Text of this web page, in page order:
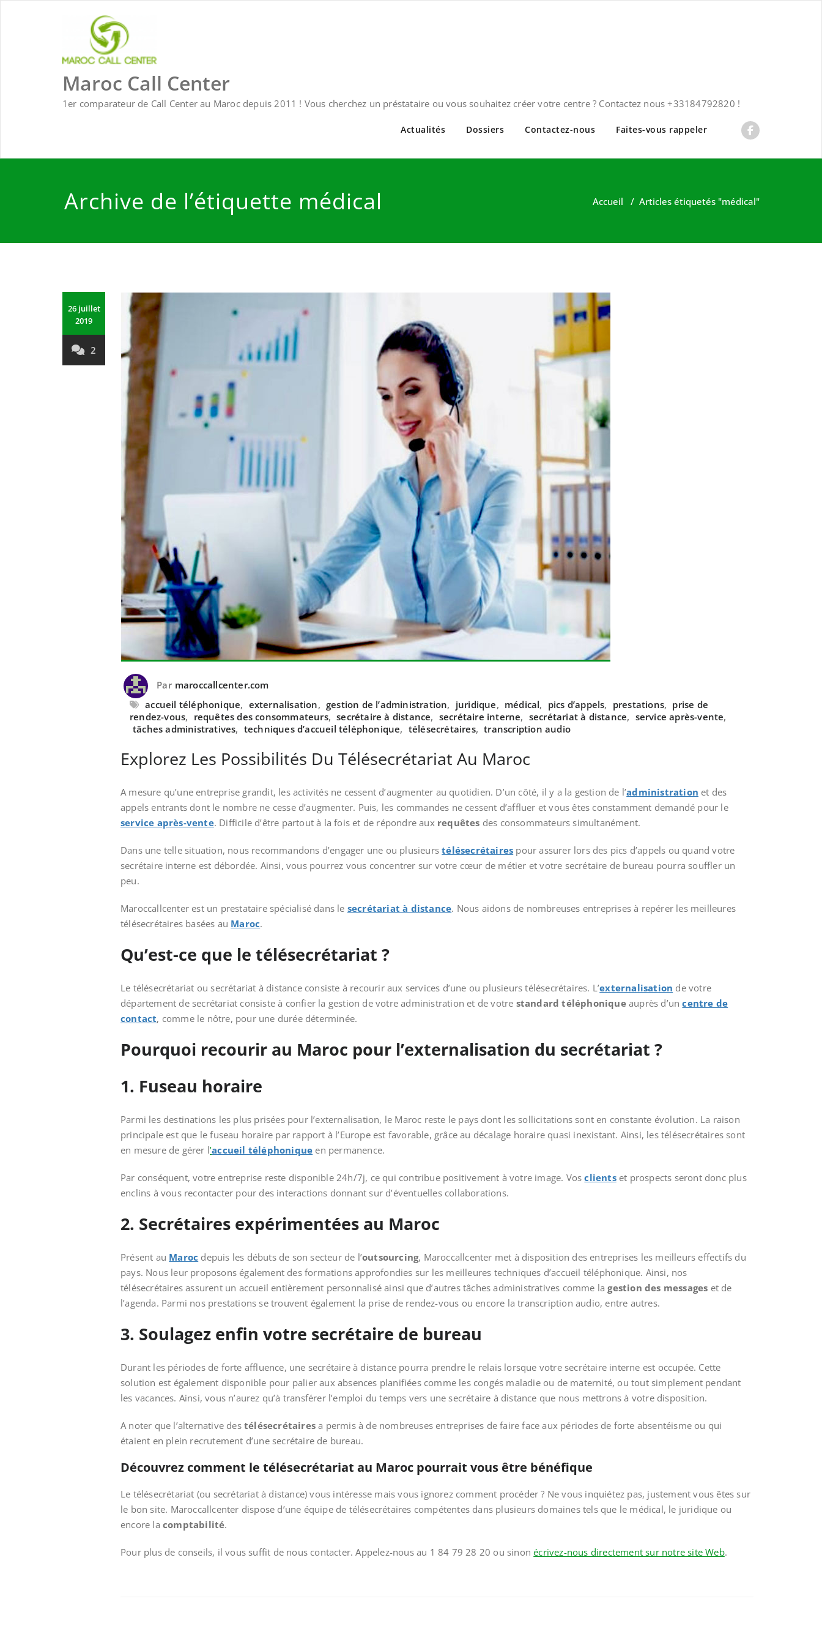
Maroc Call Center
1er comparateur de Call Center au Maroc depuis 2011 ! Vous cherchez un préstataire ou vous souhaitez créer votre centre ? Contactez nous +33184792820 !
Actualités Dossiers Contactez-nous Faites-vous rappeler
Archive de l’étiquette médical Accueil / Articles étiquetés "médical"
26 juillet
2019
2
Par maroccallcenter.com
accueil téléphonique, externalisation, gestion de l’administration, juridique, médical, pics d’appels, prestations, prise de
rendez-vous, requêtes des consommateurs, secrétaire à distance, secrétaire interne, secrétariat à distance, service après-vente,
tâches administratives, techniques d’accueil téléphonique, télésecrétaires, transcription audio
Explorez Les Possibilités Du Télésecrétariat Au Maroc
A mesure qu’une entreprise grandit, les activités ne cessent d’augmenter au quotidien. D’un côté, il y a la gestion de l’administration et des
appels entrants dont le nombre ne cesse d’augmenter. Puis, les commandes ne cessent d’affluer et vous êtes constamment demandé pour le
service après-vente. Difficile d’être partout à la fois et de répondre aux requêtes des consommateurs simultanément.
Dans une telle situation, nous recommandons d’engager une ou plusieurstélésecrétaires pour assurer lors des pics d’appels ou quand votre
secrétaire interne est débordée. Ainsi, vous pourrez vous concentrer sur votre cœur de métier et votre secrétaire de bureau pourra souffler un
peu.
Maroccallcenter est un prestataire spécialisé dans le secrétariat à distance. Nous aidons de nombreuses entreprises à repérer les meilleures
télésecrétaires basées au Maroc.
Qu’est-ce que le télésecrétariat ?
Le télésecrétariat ou secrétariat à distance consiste à recourir aux services d’une ou plusieurs télésecrétaires. L’externalisation de votre
département de secrétariat consiste à confier la gestion de votre administration et de votre standard téléphoniqueauprès d’uncentre de
contact, comme le nôtre, pour une durée déterminée.
Pourquoi recourir au Maroc pour l’externalisation du secrétariat ?
1. Fuseau horaire
Parmi les destinations les plus prisées pour l’externalisation, le Maroc reste le pays dont les sollicitations sont en constante évolution. La raison
principale est que le fuseau horaire par rapport à l’Europe est favorable, grâce au décalage horaire quasi inexistant. Ainsi, les télésecrétaires sont
en mesure de gérer l’accueil téléphonique en permanence.
Par conséquent, votre entreprise reste disponible 24h/7j, ce qui contribue positivement à votre image. Vosclientset prospects seront donc plus
enclins à vous recontacter pour des interactions donnant sur d’éventuelles collaborations.
2. Secrétaires expérimentées au Maroc
Présent au Maroc depuis les débuts de son secteur de l’outsourcing, Maroccallcenter met à disposition des entreprises les meilleurs effectifs du
pays. Nous leur proposons également des formations approfondies sur les meilleures techniques d’accueil téléphonique. Ainsi, nos
télésecrétaires assurent un accueil entièrement personnalisé ainsi que d’autres tâches administratives comme lagestion des messages et de
l’agenda. Parmi nos prestations se trouvent également la prise de rendez-vous ou encore la transcription audio, entre autres.
3. Soulagez enfin votre secrétaire de bureau
Durant les périodes de forte affluence, une secrétaire à distance pourra prendre le relais lorsque votre secrétaire interne est occupée. Cette
solution est également disponible pour palier aux absences planifiées comme les congés maladie ou de maternité, ou tout simplement pendant
les vacances. Ainsi, vous n’aurez qu’à transférer l’emploi du temps vers une secrétaire à distance que nous mettrons à votre disposition.
A noter que l’alternative des télésecrétaires a permis à de nombreuses entreprises de faire face aux périodes de forte absentéisme ou qui
étaient en plein recrutement d’une secrétaire de bureau.
Découvrez comment le télésecrétariat au Maroc pourrait vous être bénéfique
Le télésecrétariat (ou secrétariat à distance) vous intéresse mais vous ignorez comment procéder ? Ne vous inquiétez pas, justement vous êtes sur
le bon site. Maroccallcenter dispose d’une équipe de télésecrétaires compétentes dans plusieurs domaines tels que le médical, le juridique ou
encore la comptabilité.
Pour plus de conseils, il vous suffit de nous contacter. Appelez-nous au 1 84 79 28 20 ou sinonécrivez-nous directement sur notre site Web.